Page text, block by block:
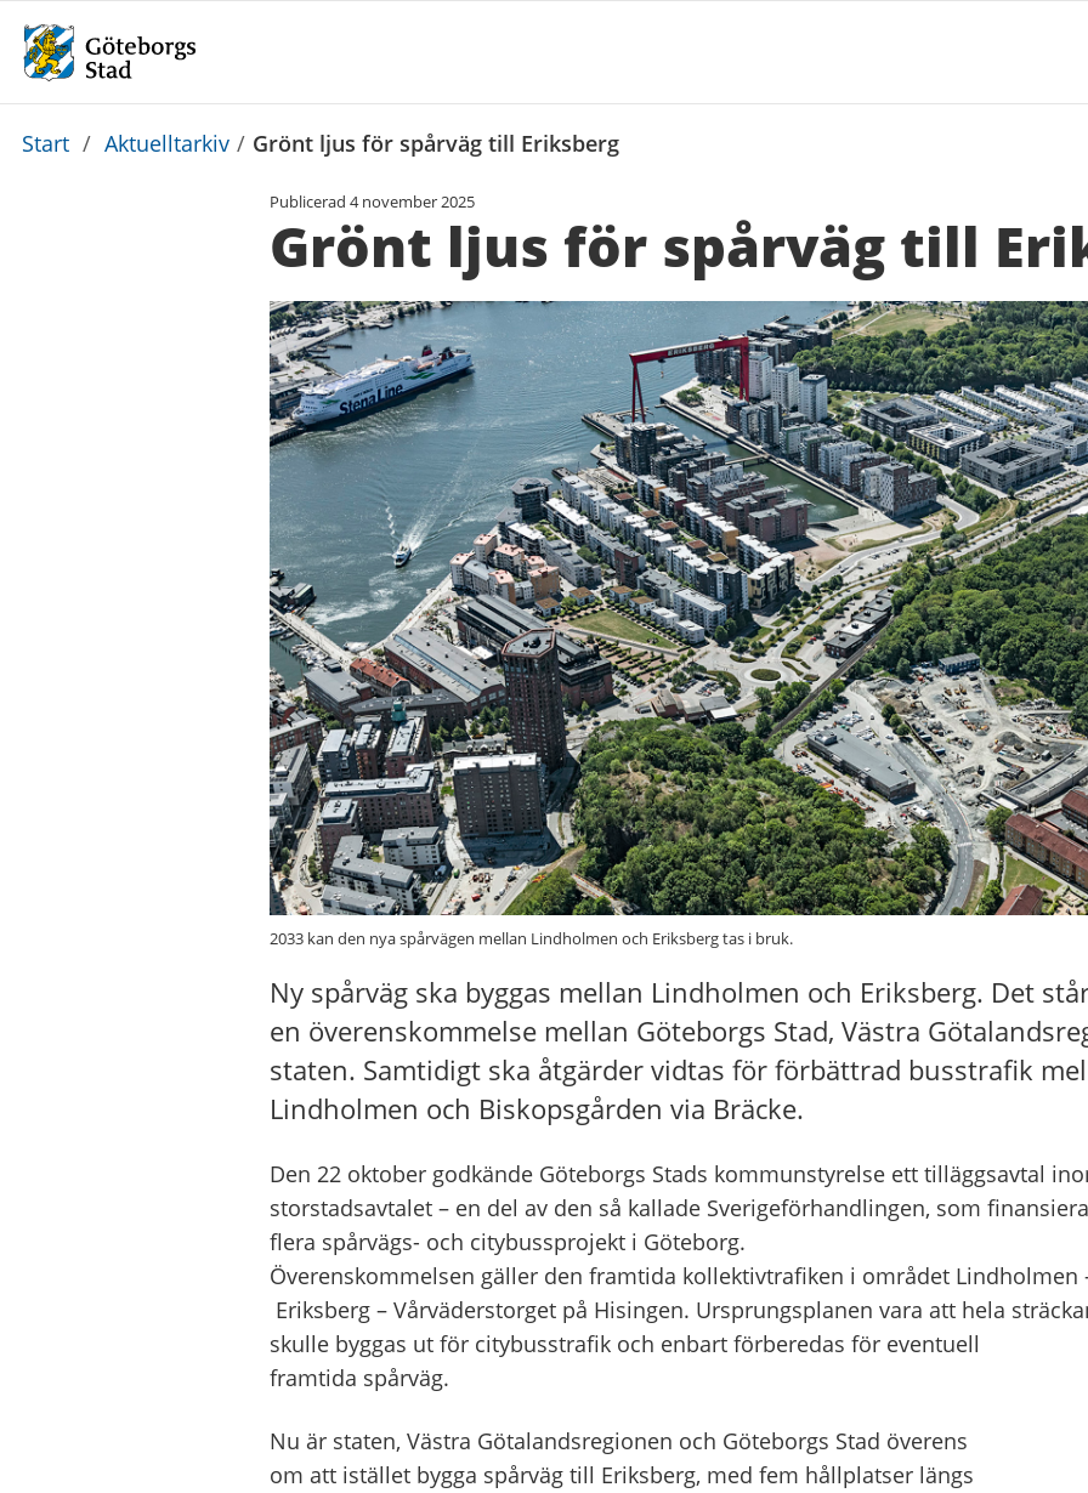
Du
Start / Aktuelltarkiv / Grönt ljus för spårväg till Eriksberg
Publicerad 4 november 2025
Grönt ljus för spårväg till
2033 kan den nya spårvägen mellan Lindholmen och Eriksberg tas i bruk.
Ny spårväg ska byggas mellan Lindholmen och Eriksberg. Det
en överenskommelse mellan Göteborgs Stad, Västra
staten. Samtidigt ska åtgärder vidtas för förbättrad busstrafik
Lindholmen och Biskopsgården via Bräcke.
Den 22 oktober godkände Göteborgs Stads kommunstyrelse ett tilläggsavtal
storstadsavtalet – en del av den så kallade Sverigeförhandlingen, som
flera spårvägs- och citybussprojekt i Göteborg.
Överenskommelsen gäller den framtida kollektivtrafiken i området Lindholmen
Eriksberg – Vårväderstorget på Hisingen. Ursprungsplanen vara att hela
skulle byggas ut för citybusstrafik och enbart förberedas för eventuell
framtida spårväg.
Nu är staten, Västra Götalandsregionen och Göteborgs Stad överens
om att istället bygga spårväg till Eriksberg, med fem hållplatser längs